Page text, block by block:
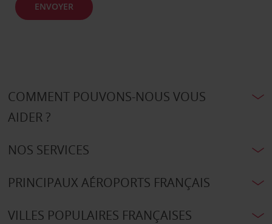
ENVOYER
COMMENT POUVONS-NOUS VOUS
AIDER ?
NOS SERVICES
PRINCIPAUX AÉROPORTS FRANÇAIS
VILLES POPULAIRES FRANÇAISES